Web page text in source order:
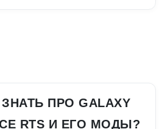
ПРО GALAXY
RTS И ЕГО МОДЫ?